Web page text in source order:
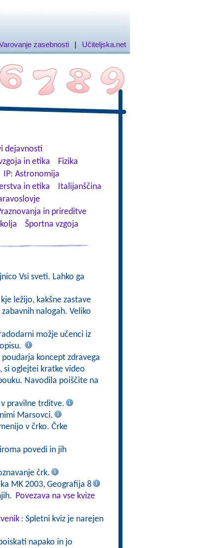
zasebnosti | Učiteljska.net
dejavnosti
in etika
Fizika
IP: Astronomija
in etika
Italijanščina
in prireditve
Športna vzgoja
Vsi sveti. Lahko ga
ležijo, kakšne zastave
nalogah. Veliko
možje učenci iz
koncept zdravega
si oglejtei kratke video
Navodila poiščite na
pravilne trditve.
Marsovci.
v črko. Črke
povedi in jih
črk.
MK 2003, Geografija 8
Povezava na vse kvize
: Spletni kviz je narejen
napako in jo